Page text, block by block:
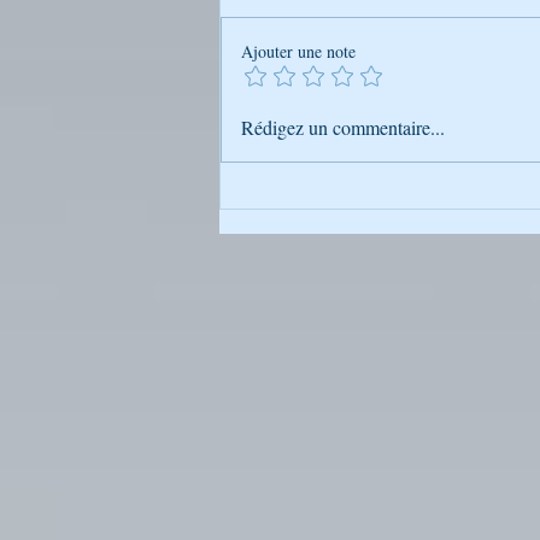
Conseils - Rabbi Nahman de
Ajouter une note
Rédigez un commentaire...